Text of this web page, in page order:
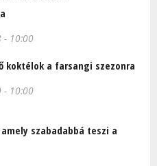
- 10:00
koktélok a farsangi szezonra
- 10:00
szabadabbá teszi a